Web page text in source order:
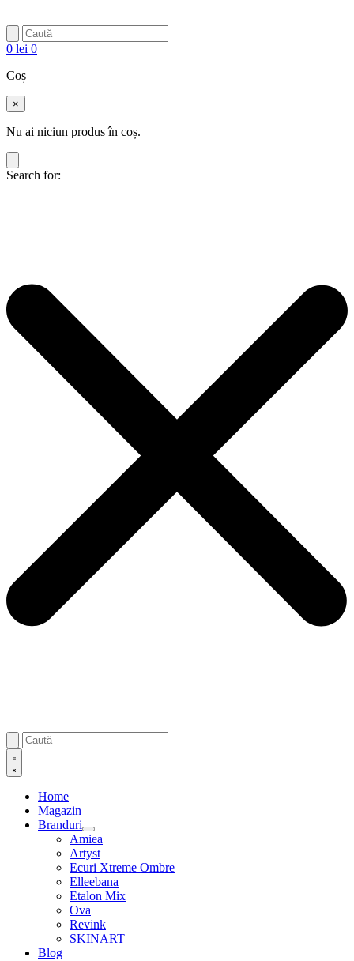
0 lei 0
Coș
×
Nu ai niciun produs în coș.
Search for:
Home
Magazin
Branduri
Amiea
Artyst
Ecuri Xtreme Ombre
Elleebana
Etalon Mix
Ova
Revink
SKINART
Blog